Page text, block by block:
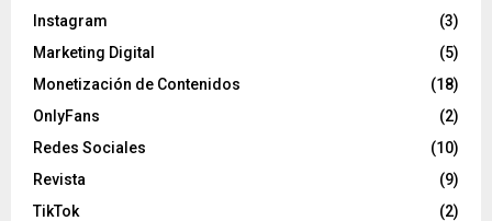
Instagram
(3)
Marketing Digital
(5)
Monetización de Contenidos
(18)
OnlyFans
(2)
Redes Sociales
(10)
Revista
(9)
TikTok
(2)